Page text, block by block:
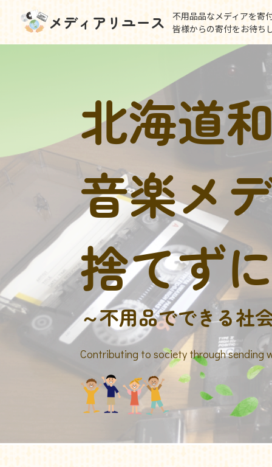
メディアリユース
不用品品なメディアを寄
皆様からの寄付をお待ち
北海道
音楽メ
捨てず
～不用品でできる社
Contributing to society through sending